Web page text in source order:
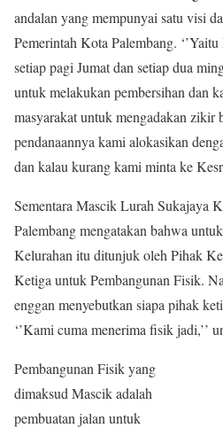
andalan yang mempunyai satu visi
Pemerintah Kota Palembang.
setiap pagi Jumat dan setiap dua
untuk melakukan pembersihan dan
masyarakat untuk mengadakan zikir
pendanaannya kami alokasikan
dan kalau kurang kami minta ke
Sementara Mascik Lurah Sukajaya
Palembang mengatakan bahwa
Kelurahan itu ditunjuk oleh Pihak
Ketiga untuk Pembangunan Fisik.
enggan menyebutkan siapa pihak
‘’Kami cuma menerima fisik jadi,’’
Pembangunan Fisik yang
dimaksud Mascik adalah
pembuatan jalan untuk